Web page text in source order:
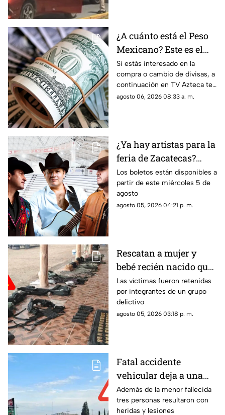
¿A cuánto está el Peso
Mexicano? Este es el
precio del dólar hoy
jueves 6 de agosto en
Zacatecas
Si estás interesado en la
compra o cambio de divisas, a
continuación en TV Azteca te
informamos cuál es el precio
agosto 06, 2026 08:33 a. m.
¿Ya hay artistas para la
feria de Zacatecas?
Confirman tres grandes
del regional mexicano
en el Lienzo Charro
Los boletos están disponibles a
partir de este miércoles 5 de
agosto
agosto 05, 2026 04:21 p. m.
Rescatan a mujer y
bebé recién nacido que
fueron privados de la
libertad en Valparaíso
Las víctimas fueron retenidas
por integrantes de un grupo
delictivo
agosto 05, 2026 03:18 p. m.
Fatal accidente
vehicular deja a una
menor sin vida en
Juan Aldama
Además de la menor fallecida
tres personas resultaron con
heridas y lesiones